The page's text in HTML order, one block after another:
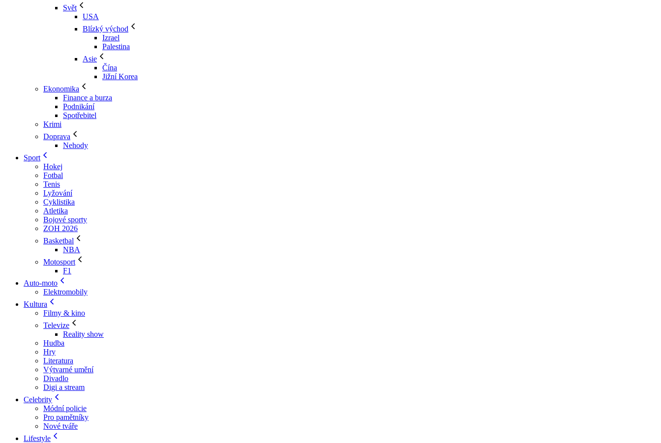
Svět
USA
Blízký východ
Izrael
Palestina
Asie
Čína
Jižní Korea
Ekonomika
Finance a burza
Podnikání
Spotřebitel
Krimi
Doprava
Nehody
Sport
Hokej
Fotbal
Tenis
Lyžování
Cyklistika
Atletika
Bojové sporty
ZOH 2026
Basketbal
NBA
Motosport
F1
Auto-moto
Elektromobily
Kultura
Filmy & kino
Televize
Reality show
Hudba
Hry
Literatura
Výtvarné umění
Divadlo
Digi a stream
Celebrity
Módní policie
Pro pamětníky
Nové tváře
Lifestyle